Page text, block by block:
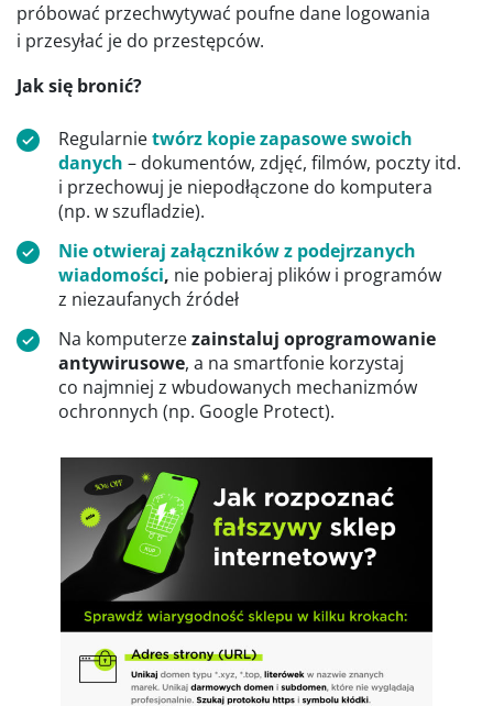
próbować przechwytywać poufne dane logowania
i przesyłać je do przestępców.
Jak się bronić?
Regularnietwórz kopie zapasowe swoich
danych – dokumentów, zdjęć, filmów, poczty itd.
i przechowuj je niepodłączone do komputera
(np. w szufladzie).
Nieotwieraj załączników z podejrzanych
wiadomości, nie pobieraj plików i programów
z niezaufanych źródeł
Na komputerzezainstaluj oprogramowanie
antywirusowe, a na smartfonie korzystaj
co najmniej z wbudowanych mechanizmów
ochronnych (np. Google Protect).